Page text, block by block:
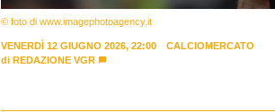
© foto di www.imagephotoagency.it
VENERDÌ 12 GIUGNO 2026, 22:00
CALCIOMERCATO
di REDAZIONE VGR